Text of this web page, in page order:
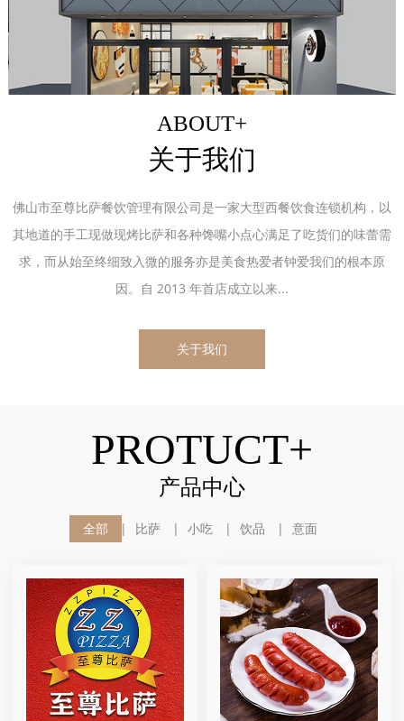
ABOUT+
关于我们
佛山市至尊比萨餐饮管理有限公司是一家大型西餐饮食连锁机构，以
其地道的手工现做现烤比萨和各种馋嘴小点心满足了吃货们的味蕾需
求，而从始至终细致入微的服务亦是美食热爱者钟爱我们的根本原
因。自 2013 年首店成立以来...
关于我们
PROTUCT+
产品中心
全部 比萨 小吃 饮品 意面